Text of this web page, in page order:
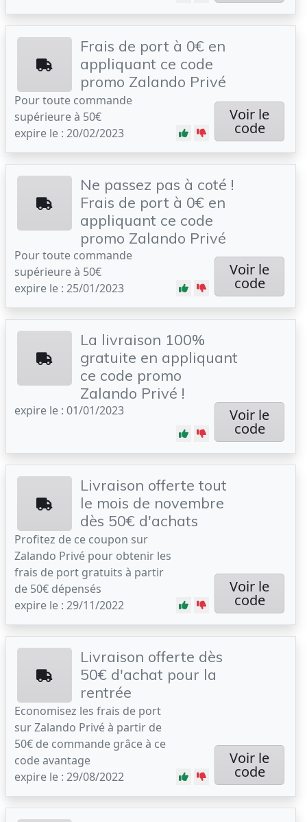
Frais de port à 0€ en
appliquant ce code
promo Zalando Privé
Pour toute commande
supérieure à 50€
expire le : 20/02/2023
Voir le
code
Ne passez pas à coté !
Frais de port à 0€ en
appliquant ce code
promo Zalando Privé
Pour toute commande
supérieure à 50€
expire le : 25/01/2023
Voir le
code
La livraison 100%
gratuite en appliquant
ce code promo
Zalando Privé !
expire le : 01/01/2023 Voir le
code
Livraison offerte tout
le mois de novembre
dès 50€ d'achats
Profitez de ce coupon sur
Zalando Privé pour obtenir les
frais de port gratuits à partir
de 50€ dépensés
expire le : 29/11/2022
Voir le
code
Livraison offerte dès
50€ d'achat pour la
rentrée
Economisez les frais de port
sur Zalando Privé à partir de
50€ de commande grâce à ce
code avantage
expire le : 29/08/2022
Voir le
code